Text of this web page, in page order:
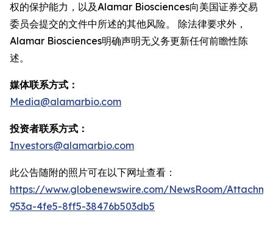
权的保护能力，以及Alamar Biosciences向美国证券交易
委员会提交的文件中所述的其他风险。 除法律要求外，
Alamar Biosciences明确声明无义务更新任何前瞻性陈
述。
媒体联系方式：
Media@alamarbio.com
投资者联系方式：
Investors@alamarbio.com
此公告随附的照片可在以下网址查看：
https://www.globenewswire.com/NewsRoom/
953a-4fe5-8ff5-38476b503db5